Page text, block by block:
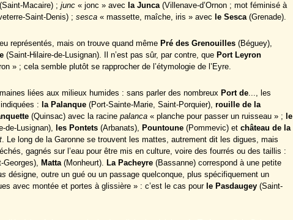
(Saint-Macaire) ;junc « jonc » avec la Junca(Villenave-d’Ornon ; mot féminisé à
Saint-Denis) ;sesca « massette, maîche, iris » avec le Sesca(Grenade).
représentés, mais on trouve quand même Pré des Grenouilles (Béguey),
(Saint-Hilaire-de-Lusignan). Il n’est pas sûr, par contre, que Port Leyron
» ; cela semble plutôt se rapprocher de l’étymologie de l’Eyre.
liées aux milieux humides : sans parler des nombreux Port de..., les
: la Palanque (Port-Sainte-Marie, Saint-Porquier),rouille de la
(Quinsac) avec la racinepalanca « planche pour passer un ruisseau » ; le
de-Lusignan), les Pontets (Arbanats), Pountoune (Pommevic) etchâteau de la
. Le long de la Garonne se trouvent les mattes, autrement dit les digues, mais
gagnés sur l’eau pour être mis en culture, voire des fourrés ou des taillis :
Georges), Matta(Monheurt). La Pacheyre (Bassanne) correspond à une petite
désigne, outre un gué ou un passage quelconque, plus spécifiquement un
avec montée et portes à glissière » : c’est le cas pour le Pasdaugey (Saint-